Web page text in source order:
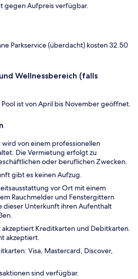
gegen Aufpreis verfügbar.
Parkservice (überdacht) kosten 32.50
Wellnessbereich (falls
Pool ist von April bis November geöffnet.
von einem professionellen
Die Vermietung erfolgt zu
oder beruflichen Zwecken.
gibt es keinen Aufzug.
vor Ort mit einem
Rauchmelder und Fenstergittern
dieser Unterkunft ihren Aufenthalt
akzeptiert Kreditkarten und Debitkarten.
akzeptiert.
Visa, Mastercard, Discover,
sind verfügbar.